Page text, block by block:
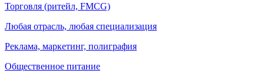
Торговля (ритейл, FMCG)
Любая отрасль, любая специализация
Реклама, маркетинг, полиграфия
Общественное питание